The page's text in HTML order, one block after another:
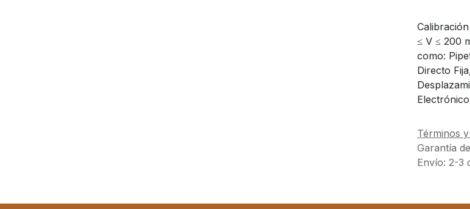
≤ V ≤ 200
como:
Directo
Términos
Garantía
Envío: 2-3